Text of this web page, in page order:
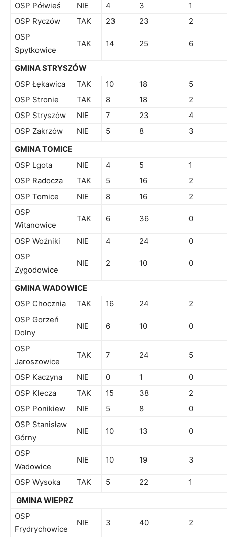
OSP Półwieś
NIE 4 3
1
OSP Ryczów
TAK 23 23
2
OSP
Spytkowice
TAK 14 25 6
GMINA STRYSZÓW
OSP Łękawica
TAK 10 18
5
OSP Stronie
TAK 8 18
2
OSP Stryszów
NIE 7 23
4
OSP Zakrzów
NIE 5 8
3
GMINA TOMICE
OSP Lgota
NIE 4 5
1
OSP Radocza
TAK 5 16
2
OSP Tomice
NIE 8 16
2
OSP
Witanowice
TAK 6 36 0
OSP Woźniki NIE 4 24
0
OSP
Zygodowice
NIE 2 10 0
GMINA WADOWICE
OSP Chocznia
TAK 16 24
2
OSP Gorzeń
Dolny
NIE 6 10 0
OSP
Jaroszowice
TAK 7 24 5
OSP Kaczyna NIE 0 1
0
OSP Klecza
TAK 15 38
2
OSP Ponikiew
NIE 5 8
0
OSP Stanisław
Górny
NIE 10 13 0
OSP
Wadowice
NIE 10 19 3
OSP Wysoka TAK 5 22
1
GMINA WIEPRZ
OSP
Frydrychowice
NIE 3 40 2